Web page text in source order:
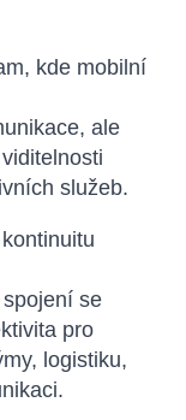
kde mobilní
ale
služeb.
se
pro
logistiku,